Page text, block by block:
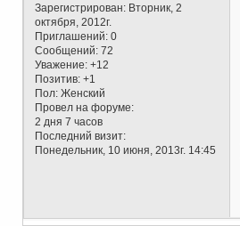
Зарегистрирован: Вторник, 2
октября, 2012г.
Приглашений: 0
Сообщений: 72
Уважение: +12
Позитив: +1
Пол: Женский
Провел на форуме:
2 дня 7 часов
Последний визит:
Понедельник, 10 июня, 2013г. 14:45